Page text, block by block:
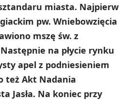
miasta. Najpierw
pw. Wniebowzięcia
mszę św. z
na płycie rynku
apel z podniesieniem
też Akt Nadania
Jasła. Na koniec przy